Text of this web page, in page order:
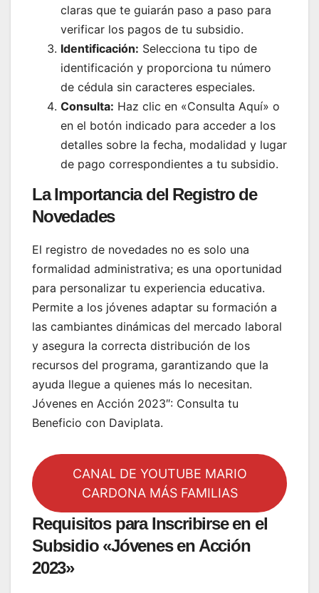
claras que te guiarán paso a paso para
verificar los pagos de tu subsidio.
Identificación: Selecciona tu tipo de
identificación y proporciona tu número
de cédula sin caracteres especiales.
Consulta: Haz clic en «Consulta Aquí» o
en el botón indicado para acceder a los
detalles sobre la fecha, modalidad y lugar
de pago correspondientes a tu subsidio.
La Importancia del Registro de
Novedades
El registro de novedades no es solo una
formalidad administrativa; es una oportunidad
para personalizar tu experiencia educativa.
Permite a los jóvenes adaptar su formación a
las cambiantes dinámicas del mercado laboral
y asegura la correcta distribución de los
recursos del programa, garantizando que la
ayuda llegue a quienes más lo necesitan.
Jóvenes en Acción 2023″: Consulta tu
Beneficio con Daviplata.
CANAL DE YOUTUBE MARIO
CARDONA MÁS FAMILIAS
Requisitos para Inscribirse en el
Subsidio «Jóvenes en Acción
2023»